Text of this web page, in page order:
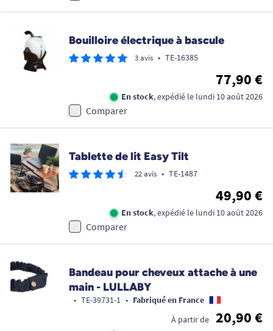
Bouilloire électrique à bascule
3 avis • TE-16385
77,90 €
En stock, expédié le lundi 10 août 2026
Comparer
Tablette de lit Easy Tilt
22 avis • TE-1487
49,90 €
En stock, expédié le lundi 10 août 2026
Comparer
Bandeau pour cheveux attache à une
main - LULLABY
• TE-39731-1 • Fabriqué en France
À partir de
20,90 €